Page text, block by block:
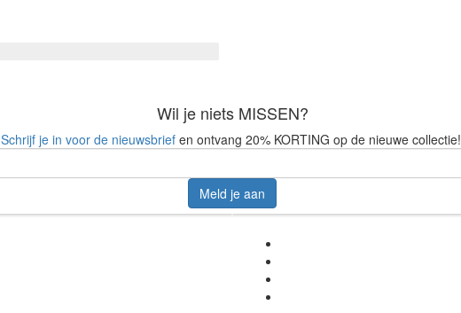
Wil je niets MISSEN?
Schrijf je in voor de nieuwsbriefen ontvang 20% KORTING op de nieuwe collectie!
Meld je aan